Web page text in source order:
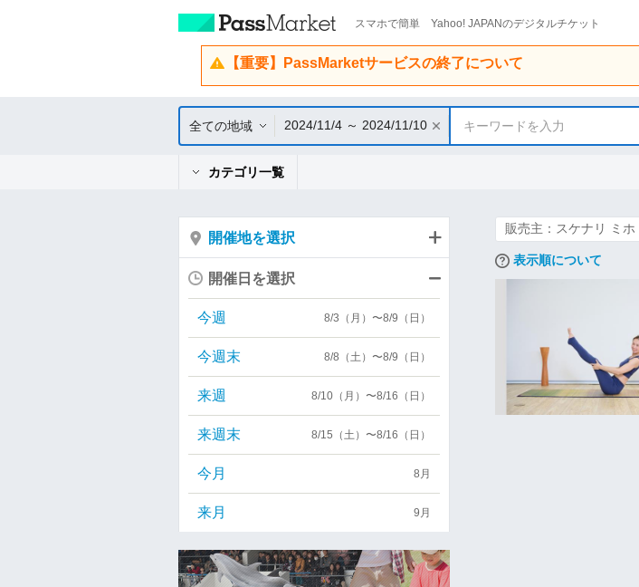
スマホで簡単 Yahoo! JAPANのデジタルチケット
【重要】PassMarketサービスの終了について
全ての地域 2024/11/4 ～ 2024/11/10 キーワードを入力
カテゴリ一覧
販売主：スケナリ ミホ
表示順について
開催地を選択
開催日を選択
今週 8/3（月）〜8/9（日）
今週末 8/8（土）〜8/9（日）
来週 8/10（月）〜8/16（日）
来週末 8/15（土）〜8/16（日）
今月 8月
来月 9月